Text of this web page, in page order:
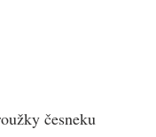
česneku